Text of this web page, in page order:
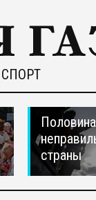
СПОРТ
страны